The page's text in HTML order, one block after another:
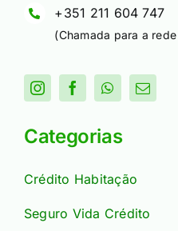
+351 211 604 747
(Chamada para a
Categorias
Crédito Habitação
Seguro Vida Crédito